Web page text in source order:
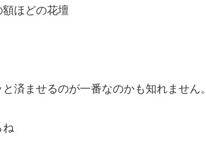
ほどの花壇
済ませるのが一番なのかも知れません。
ね